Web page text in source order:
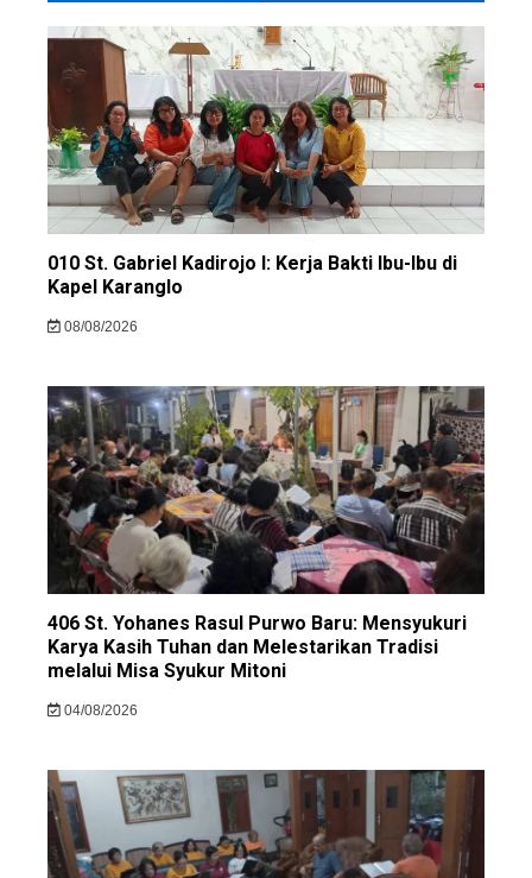
010 St. Gabriel Kadirojo I: Kerja Bakti Ibu-Ibu di
Kapel Karanglo
08/08/2026
406 St. Yohanes Rasul Purwo Baru: Mensyukuri
Karya Kasih Tuhan dan Melestarikan Tradisi
melalui Misa Syukur Mitoni
04/08/2026